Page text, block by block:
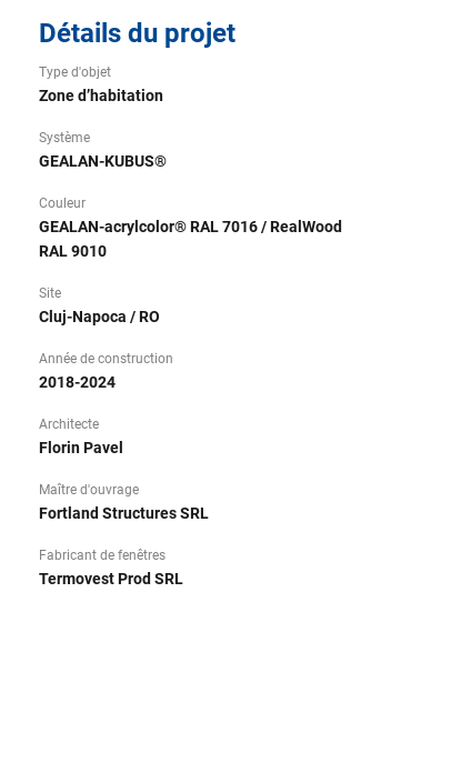
Détails du projet
Type d'objet
Zone d’habitation
Système
GEALAN-KUBUS®
Couleur
GEALAN-acrylcolor® RAL 7016 / RealWood
RAL 9010
Site
Cluj-Napoca / RO
Année de construction
2018-2024
Architecte
Florin Pavel
Maître d'ouvrage
Fortland Structures SRL
Fabricant de fenêtres
Termovest Prod SRL